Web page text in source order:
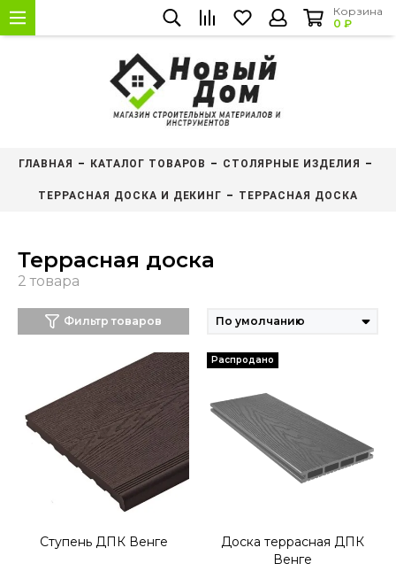
Корзина
0 ₽
ГЛАВНАЯ КАТАЛОГ ТОВАРОВ СТОЛЯРНЫЕ ИЗДЕЛИЯ
ТЕРРАСНАЯ ДОСКА И ДЕКИНГ ТЕРРАСНАЯ ДОСКА
Террасная доска
Фильтр товаров
Ступень ДПК Венге
Распродано
Доска террасная ДПК
Венге